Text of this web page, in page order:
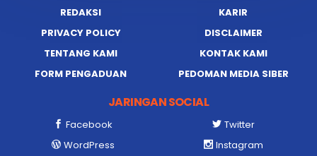
REDAKSI
KARIR
PRIVACY POLICY
DISCLAIMER
TENTANG KAMI
KONTAK KAMI
FORM PENGADUAN
PEDOMAN MEDIA SIBER
JARINGAN SOCIAL
Facebook
Twitter
WordPress
Instagram